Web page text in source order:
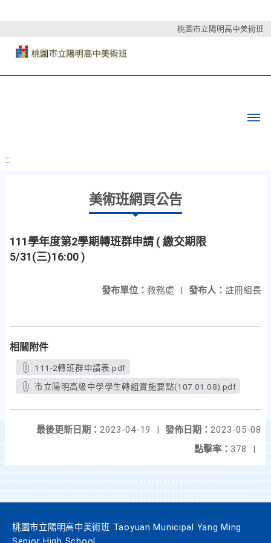
桃園市立陽明高中美術班
:::
美術班網頁公告
111學年度第2學期轉班群申請 ( 繳交期限
5/31(三)16:00 )
發布人： 註冊組長
發布單位： 教務處 |
相關附件
111-2轉班群申請表.pdf
市立陽明高級中學學生轉組實施要點(107.01.08).pdf
發佈日期： 2023-05-08
最後更新日期： 2023-04-19
|
點擊率： 378 |
桃園市立陽明高中美術班 Taoyuan Municipal Yang Ming